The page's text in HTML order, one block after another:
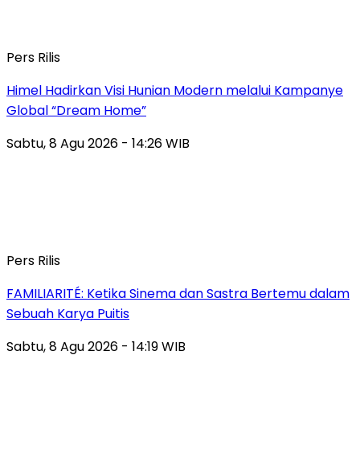
Pers Rilis
Himel Hadirkan Visi Hunian Modern melalui Kampanye
Global “Dream Home”
Sabtu, 8 Agu 2026 - 14:26 WIB
Pers Rilis
FAMILIARITÉ: Ketika Sinema dan Sastra Bertemu dalam
Sebuah Karya Puitis
Sabtu, 8 Agu 2026 - 14:19 WIB